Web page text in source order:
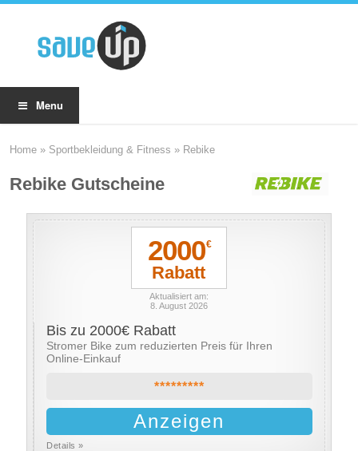
Menu
Home » Sportbekleidung & Fitness » Rebike
Rebike Gutscheine
2000€
Rabatt
Aktualisiert am:
8. August 2026
Bis zu 2000€ Rabatt
Stromer Bike zum reduzierten Preis für Ihren
Online-Einkauf
*********
Anzeigen
Details »